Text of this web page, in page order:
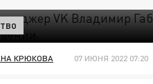
КРЮКОВА 07 ИЮНЯ 2022 07:20